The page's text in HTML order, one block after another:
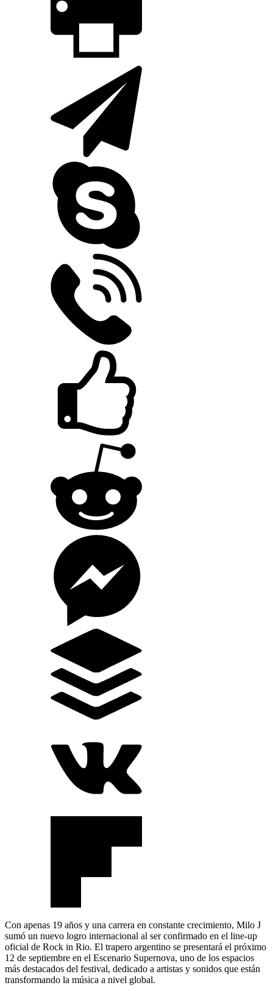
Con apenas 19 años y una carrera en constante crecimiento, Milo J
sumó un nuevo logro internacional al ser confirmado en el line-up
oficial de Rock in Rio. El trapero argentino se presentará el próximo
12 de septiembre en el Escenario Supernova, uno de los espacios
más destacados del festival, dedicado a artistas y sonidos que están
transformando la música a nivel global.